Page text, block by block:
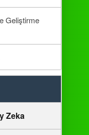
Geliştirme
Zeka